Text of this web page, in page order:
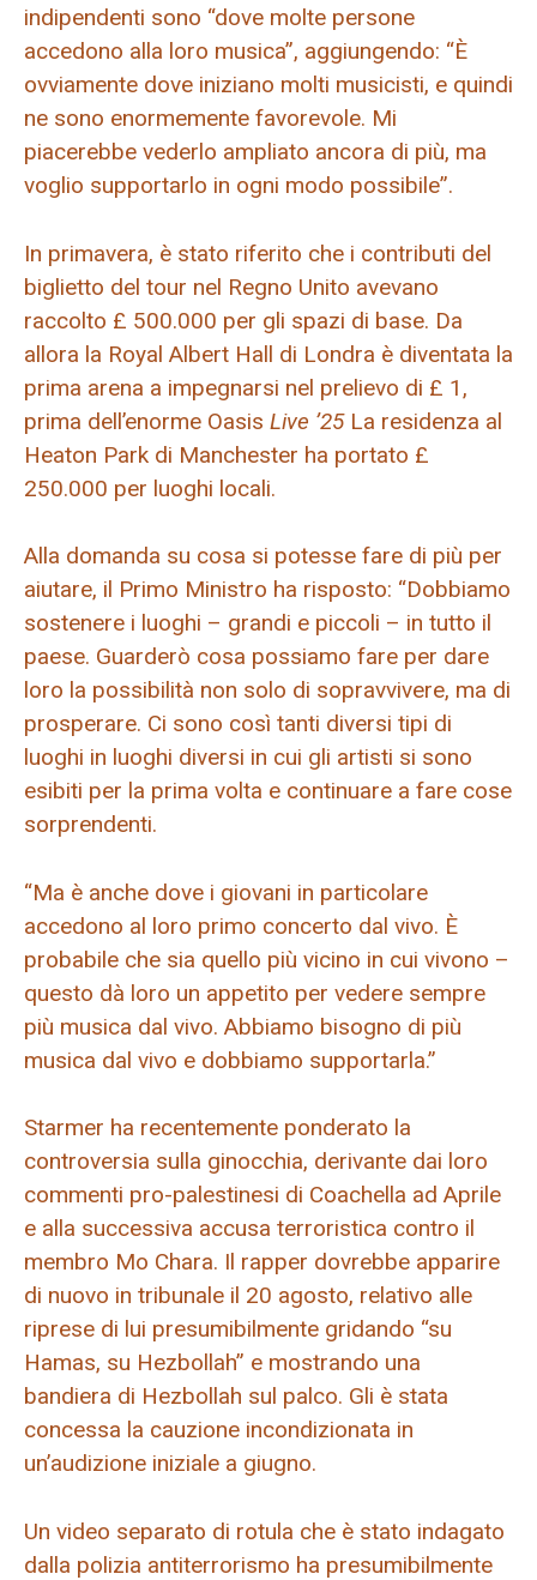
indipendenti sono “dove molte persone
accedono alla loro musica”, aggiungendo: “È
ovviamente dove iniziano molti musicisti, e quindi
ne sono enormemente favorevole. Mi
piacerebbe vederlo ampliato ancora di più, ma
voglio supportarlo in ogni modo possibile”.
In primavera, è stato riferito che i contributi del
biglietto del tour nel Regno Unito avevano
raccolto £ 500.000 per gli spazi di base. Da
allora la Royal Albert Hall di Londra è diventata la
prima arena a impegnarsi nel prelievo di £ 1,
prima dell’enorme Oasis Live ’25La residenza al
Heaton Park di Manchester ha portato £
250.000 per luoghi locali.
Alla domanda su cosa si potesse fare di più per
aiutare, il Primo Ministro ha risposto: “Dobbiamo
sostenere i luoghi – grandi e piccoli – in tutto il
paese. Guarderò cosa possiamo fare per dare
loro la possibilità non solo di sopravvivere, ma di
prosperare. Ci sono così tanti diversi tipi di
luoghi in luoghi diversi in cui gli artisti si sono
esibiti per la prima volta e continuare a fare cose
sorprendenti.
“Ma è anche dove i giovani in particolare
accedono al loro primo concerto dal vivo. È
probabile che sia quello più vicino in cui vivono –
questo dà loro un appetito per vedere sempre
più musica dal vivo. Abbiamo bisogno di più
musica dal vivo e dobbiamo supportarla.”
Starmer ha recentemente ponderato la
controversia sulla ginocchia, derivante dai loro
commenti pro-palestinesi di Coachella ad Aprile
e alla successiva accusa terroristica contro il
membro Mo Chara. Il rapper dovrebbe apparire
di nuovo in tribunale il 20 agosto, relativo alle
riprese di lui presumibilmente gridando “su
Hamas, su Hezbollah” e mostrando una
bandiera di Hezbollah sul palco. Gli è stata
concessa la cauzione incondizionata in
un’audizione iniziale a giugno.
Un video separato di rotula che è stato indagato
dalla polizia antiterrorismo ha presumibilmente